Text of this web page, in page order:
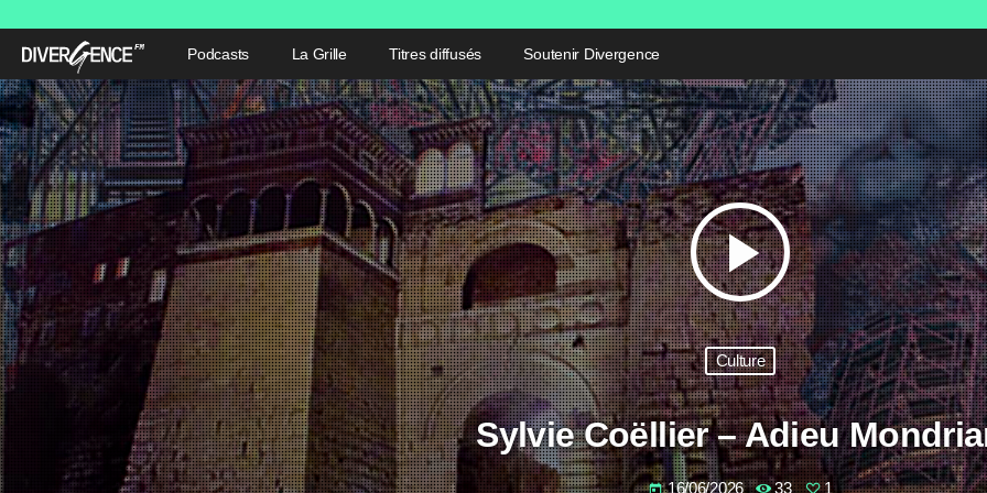
Podcasts La Grille Titres diffusés Soutenir Divergence
play_arrow
Culture
Sylvie Coëllier – Adieu
today 16/06/2026 33 1